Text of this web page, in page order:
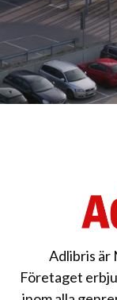
Adlibris är
Företaget